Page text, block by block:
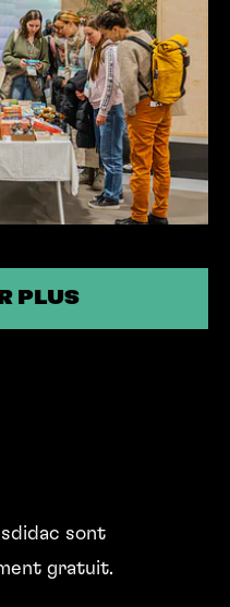
PLUS
PLUS
sont
gratuit.